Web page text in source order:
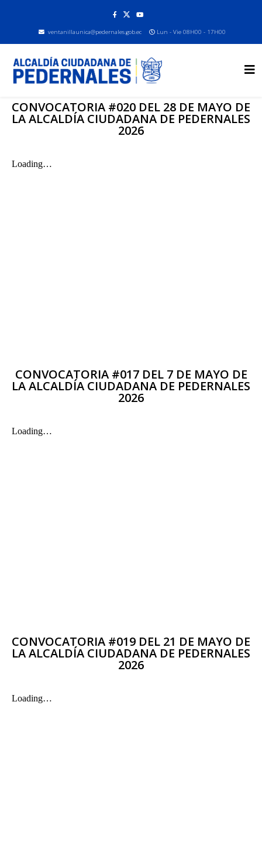
ventanillaunica@pedernales.gob.ec Lun - Vie 08H00 - 17H00
CONVOCATORIA #020 DEL 28 DE MAYO DE
LA ALCALDÍA CIUDADANA DE PEDERNALES
2026
CONVOCATORIA #017 DEL 7 DE MAYO DE
LA ALCALDÍA CIUDADANA DE PEDERNALES
2026
CONVOCATORIA #019 DEL 21 DE MAYO DE
LA ALCALDÍA CIUDADANA DE PEDERNALES
2026